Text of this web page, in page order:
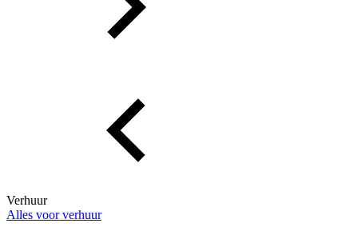
Verhuur
Alles voor verhuur